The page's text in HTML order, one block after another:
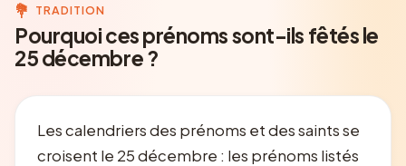
💐 TRADITION
Pourquoi ces prénoms sont-ils fêtés le
25 décembre ?
Les calendriers des prénoms et des saints se
croisent le 25 décembre : les prénoms listés